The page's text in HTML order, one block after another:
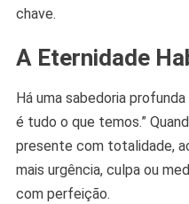
chave.
A Eternidade
Há uma sabedoria
é tudo o que temos.”
presente com totalidade,
mais urgência, culpa ou
com perfeição.